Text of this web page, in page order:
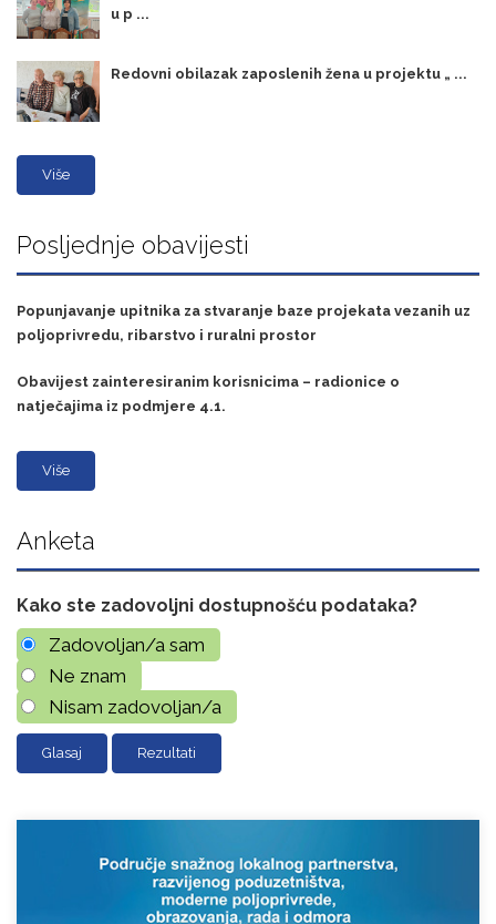
u p ...
Redovni obilazak zaposlenih žena u projektu „ ...
Više
Posljednje obavijesti
Popunjavanje upitnika za stvaranje baze projekata vezanih uz
poljoprivredu, ribarstvo i ruralni prostor
Obavijest zainteresiranim korisnicima – radionice o
natječajima iz podmjere 4.1.
Više
Anketa
Kako ste zadovoljni dostupnošću podataka?
Zadovoljan/a sam
Ne znam
Nisam zadovoljan/a
Rezultati